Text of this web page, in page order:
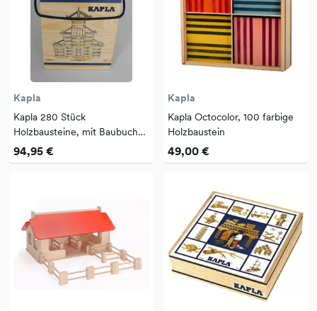
Kapla
Kapla 280 Stück
Holzbausteine, mit Baubuch
grün
94,95 €
Kapla
Kapla Octocolor, 100 farbige
Holzbaustein
49,00 €